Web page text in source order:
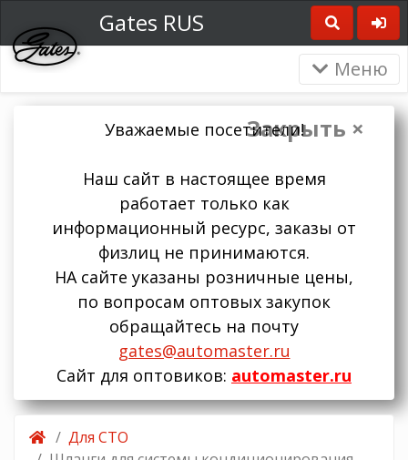
Gates RUS
Меню
Закрыть ×
Уважаемые посетители!
Наш сайт в настоящее время
работает только как
информационный ресурс, заказы от
физлиц не принимаются.
НА сайте указаны розничные цены,
по вопросам оптовых закупок
обращайтесь на почту
gates@automaster.ru
Сайт для оптовиков: automaster.ru
Для СТО